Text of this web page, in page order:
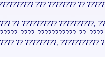
??? ???????? ??
?? ?????????? ??????????,
???? ??????????? ??
?? ?????????, ???????????